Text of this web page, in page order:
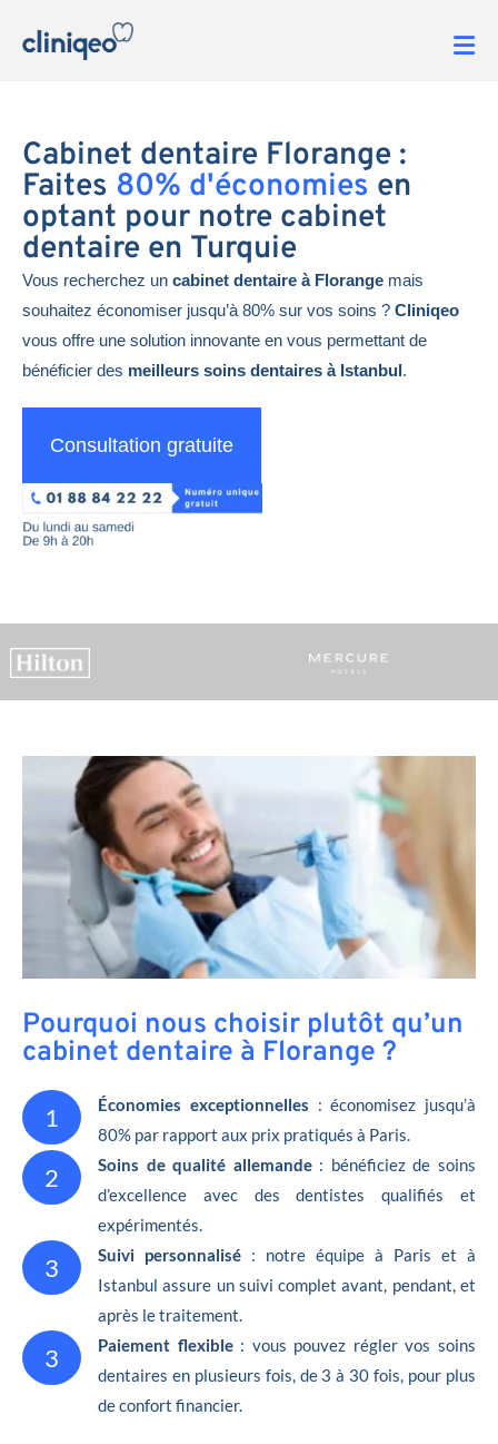
Cabinet dentaire Florange :
Faites 80% d'économies en
optant pour notre cabinet
dentaire en Turquie
Vous recherchez un cabinet dentaire à Florange mais
souhaitez économiser jusqu’à 80% sur vos soins ? Cliniqeo
vous offre une solution innovante en vous permettant de
bénéficier des meilleurs soins dentaires à Istanbul.
Consultation gratuite
Pourquoi nous choisir plutôt qu’un
cabinet dentaire à Florange ?
1 Économies exceptionnelles : économisez jusqu’à
80% par rapport aux prix pratiqués à Paris.
2 Soins de qualité allemande: bénéficiez de soins
d’excellence avec des dentistes qualifiés et
expérimentés.
3 Suivi personnalisé : notre équipe à Paris et à
Istanbul assure un suivi complet avant, pendant, et
après le traitement.
3 Paiement flexible: vous pouvez régler vos soins
dentaires en plusieurs fois, de 3 à 30 fois, pour plus
de confort financier.